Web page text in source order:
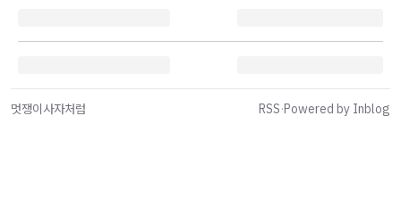
멋쟁이사자처럼 RSS·Powered by Inblog